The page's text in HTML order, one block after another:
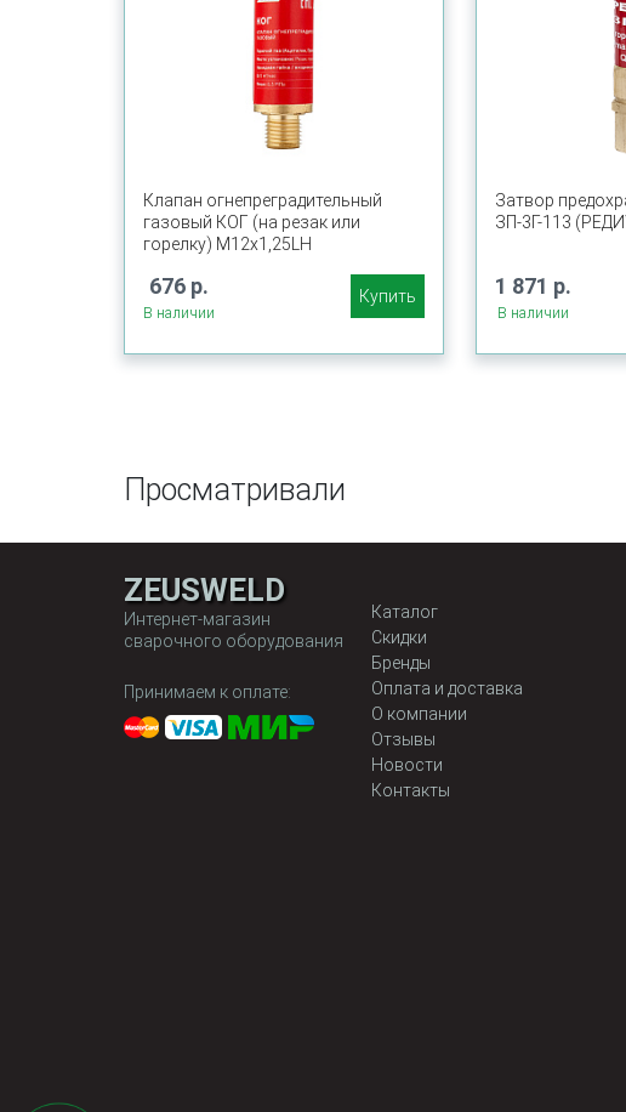
Клапан огнепреградительный
газовый КОГ (на резак или
горелку) М12х1,25LH
676 р.
В наличии
Купить
Затвор
ЗП-3Г-113
1 871 р.
В наличии
Просматривали
ZEUSWELD
Интернет-магазин
сварочного оборудования
Принимаем к оплате:
Каталог
Скидки
Бренды
Оплата и доставка
О компании
Отзывы
Новости
Контакты